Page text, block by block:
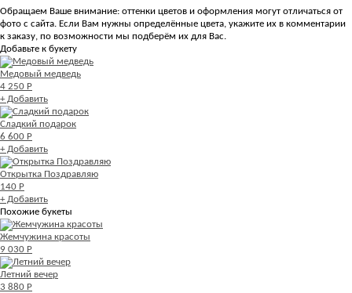
Обращаем Ваше внимание: оттенки цветов и оформления могут отличаться от
фото с сайта. Если Вам нужны определённые цвета, укажите их в комментарии
к заказу, по возможности мы подберём их для Вас.
Добавьте к букету
Медовый медведь
4 250 Р
+ Добавить
Сладкий подарок
6 600 Р
+ Добавить
Открытка Поздравляю
140 Р
+ Добавить
Похожие букеты
Жемчужина красоты
9 030 Р
Летний вечер
3 880 Р